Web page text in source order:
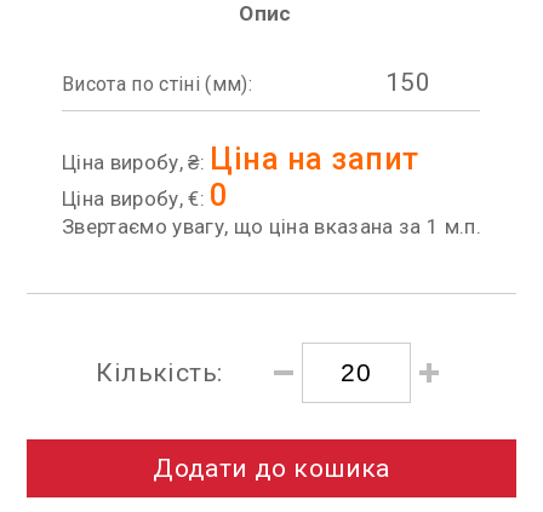
Опис
Висота по стіні (мм): 150
Ціна виробу, ₴: Ціна на запит
Ціна виробу, €: 0
Звертаємо увагу, що ціна вказана за 1 м.п.
Кількість:
Додати до кошика